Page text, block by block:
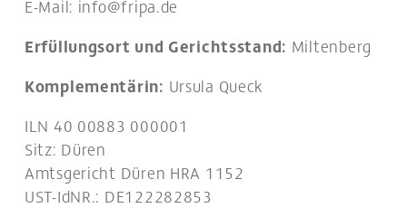
E-Mail: info@fripa.de
Erfüllungsort und Gerichtsstand: Miltenberg
Komplementärin: Ursula Queck
ILN 40 00883 000001
Sitz: Düren
Amtsgericht Düren HRA 1152
UST-IdNR.: DE122282853